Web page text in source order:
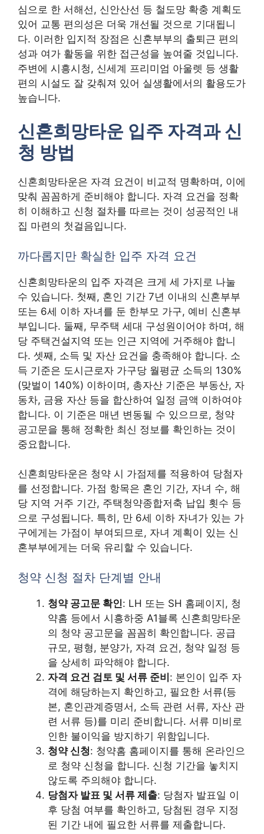
심으로 한 서해선, 신안산선 등 철도망 확충 계획도
있어 교통 편의성은 더욱 개선될 것으로 기대됩니
다. 이러한 입지적 장점은 신혼부부의 출퇴근 편의
성과 여가 활동을 위한 접근성을 높여줄 것입니다.
주변에 시흥시청, 신세계 프리미엄 아울렛 등 생활
편의 시설도 잘 갖춰져 있어 실생활에서의 활용도가
높습니다.
신혼희망타운 입주 자격과 신
청 방법
신혼희망타운은 자격 요건이 비교적 명확하며, 이에
맞춰 꼼꼼하게 준비해야 합니다. 자격 요건을 정확
히 이해하고 신청 절차를 따르는 것이 성공적인 내
집 마련의 첫걸음입니다.
까다롭지만 확실한 입주 자격 요건
신혼희망타운의 입주 자격은 크게 세 가지로 나눌
수 있습니다. 첫째, 혼인 기간 7년 이내의 신혼부부
또는 6세 이하 자녀를 둔 한부모 가구, 예비 신혼부
부입니다. 둘째, 무주택 세대 구성원이어야 하며, 해
당 주택건설지역 또는 인근 지역에 거주해야 합니
다. 셋째, 소득 및 자산 요건을 충족해야 합니다. 소
득 기준은 도시근로자 가구당 월평균 소득의 130%
(맞벌이 140%) 이하이며, 총자산 기준은 부동산, 자
동차, 금융 자산 등을 합산하여 일정 금액 이하여야
합니다. 이 기준은 매년 변동될 수 있으므로, 청약
공고문을 통해 정확한 최신 정보를 확인하는 것이
중요합니다.
신혼희망타운은 청약 시 가점제를 적용하여 당첨자
를 선정합니다. 가점 항목은 혼인 기간, 자녀 수, 해
당 지역 거주 기간, 주택청약종합저축 납입 횟수 등
으로 구성됩니다. 특히, 만 6세 이하 자녀가 있는 가
구에게는 가점이 부여되므로, 자녀 계획이 있는 신
혼부부에게는 더욱 유리할 수 있습니다.
청약 신청 절차 단계별 안내
청약 공고문 확인: LH 또는 SH 홈페이지, 청
약홈 등에서 시흥하중 A1블록 신혼희망타운
의 청약 공고문을 꼼꼼히 확인합니다. 공급
규모, 평형, 분양가, 자격 요건, 청약 일정 등
을 상세히 파악해야 합니다.
자격 요건 검토 및 서류 준비: 본인이 입주 자
격에 해당하는지 확인하고, 필요한 서류(등
본, 혼인관계증명서, 소득 관련 서류, 자산 관
련 서류 등)를 미리 준비합니다. 서류 미비로
인한 불이익을 방지하기 위함입니다.
청약 신청: 청약홈 홈페이지를 통해 온라인으
로 청약 신청을 합니다. 신청 기간을 놓치지
않도록 주의해야 합니다.
당첨자 발표 및 서류 제출: 당첨자 발표일 이
후 당첨 여부를 확인하고, 당첨된 경우 지정
된 기간 내에 필요한 서류를 제출합니다.